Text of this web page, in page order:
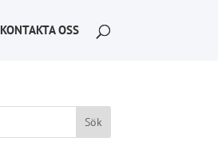
KONTAKTA OSS